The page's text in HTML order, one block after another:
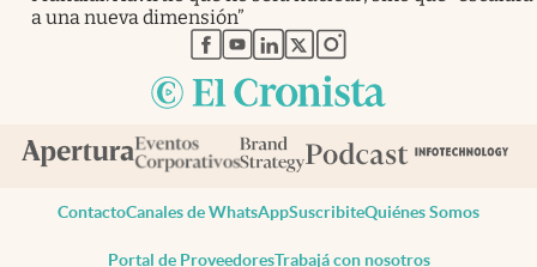
a una nueva dimensión”
abre en nueva pestaña
abre en nueva pestaña
abre en nueva pestaña
abre en nueva pestaña
abre en nueva pestaña
ContactoCanales de WhatsAppSuscribiteQuiénes Somos
Portal de ProveedoresTrabajá con nosotros